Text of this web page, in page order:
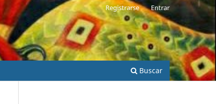
Buscar
Registrarse Entrar